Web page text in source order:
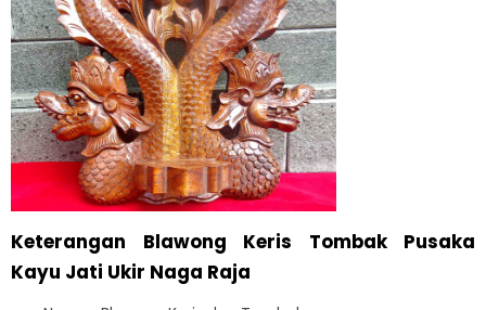
Keterangan Blawong Keris Tombak Pusaka
Kayu Jati Ukir Naga Raja